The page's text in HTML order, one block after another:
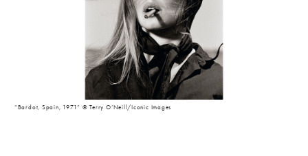
“Bardot, Spain, 1971” © Terry O’Neill/Iconic Images